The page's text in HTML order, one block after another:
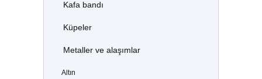
Kafa bandı
Küpeler
Metaller ve alaşımlar
Altın